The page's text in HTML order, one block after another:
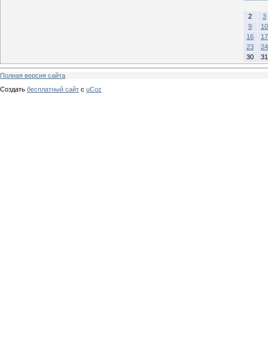
2
3
9
10
16
17
23
24
30
31
Полная версия сайта
Создать бесплатный сайт с uCoz